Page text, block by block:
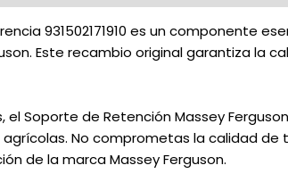
931502171910 es un componente
Este recambio original garantiza la
Soporte de Retención Massey
No comprometas la calidad de
de la marca Massey Ferguson.